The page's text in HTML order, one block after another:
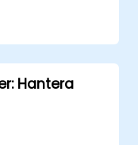
SDN-
med
och
Hantera